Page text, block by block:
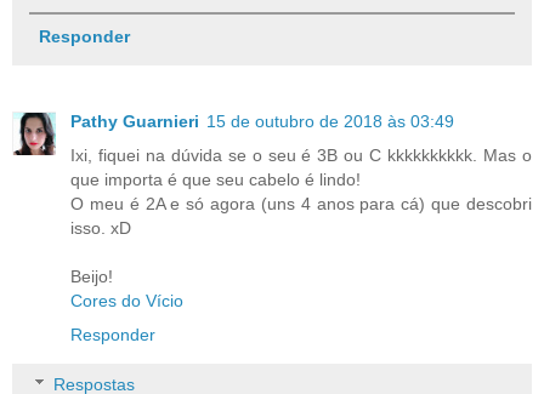
Responder
Pathy Guarnieri 15 de outubro de 2018 às 03:49
Ixi, fiquei na dúvida se o seu é 3B ou C kkkkkkkkkk. Mas o
que importa é que seu cabelo é lindo!
O meu é 2A e só agora (uns 4 anos para cá) que descobri
isso. xD
Beijo!
Cores do Vício
Responder
Respostas